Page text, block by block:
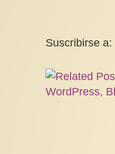
Suscribirse a: